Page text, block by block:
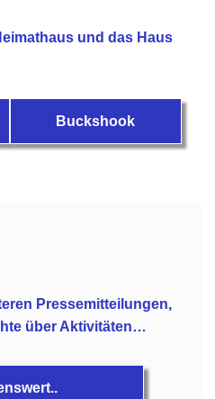
und das Haus
Buckshook
Pressemitteilungen,
über Aktivitäten…